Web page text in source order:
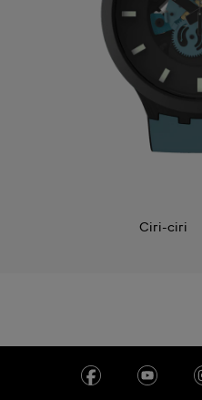
Ciri-ciri